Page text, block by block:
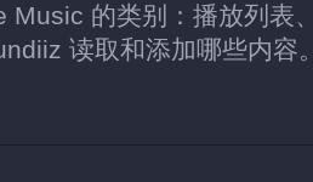
的类别：播放列表
读取和添加哪些内容